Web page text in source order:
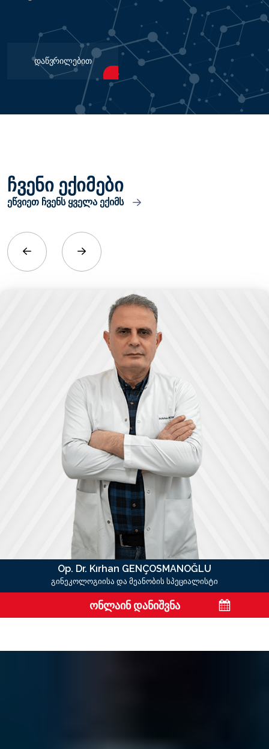
Დაწვრილებით
ჩვენი ექიმები
ეწვიეთ ჩვენს ყველა ექიმს
Op. Dr. Kırhan GENÇOSMANOĞLU
გინეკოლოგიისა და მეანობის სპეციალისტი
ონლაინ დანიშვნა